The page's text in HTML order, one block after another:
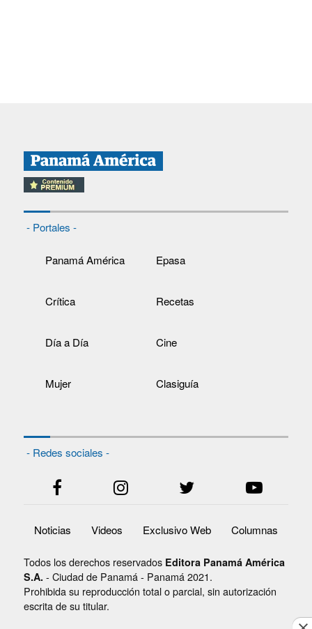
- Portales -
Panamá América Epasa
Crítica Recetas
Día a Día Cine
Mujer Clasiguía
- Redes sociales -
Noticias Videos Exclusivo Web Columnas
Todos los derechos reservados Editora Panamá América
S.A. - Ciudad de Panamá - Panamá 2021.
Prohibida su reproducción total o parcial, sin autorización
escrita de su titular.